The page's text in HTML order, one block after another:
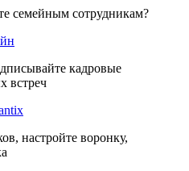
семейным сотрудникам?
кадровые
встреч
настройте воронку,